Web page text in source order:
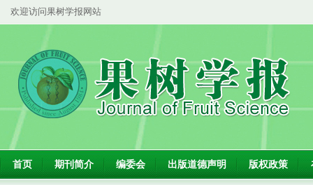
欢迎访问果树学报网站
首页 期刊简介 编委会 出版道德声明 版权政策